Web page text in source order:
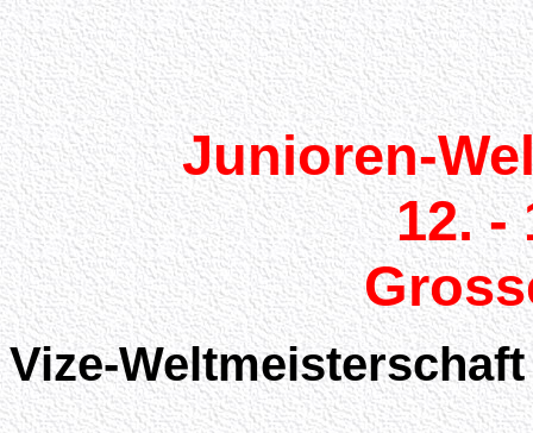
Junioren-
12. -
Vize-